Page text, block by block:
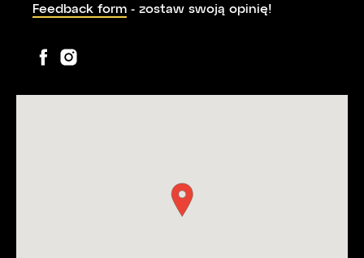
Feedback form - zostaw swoją opinię!